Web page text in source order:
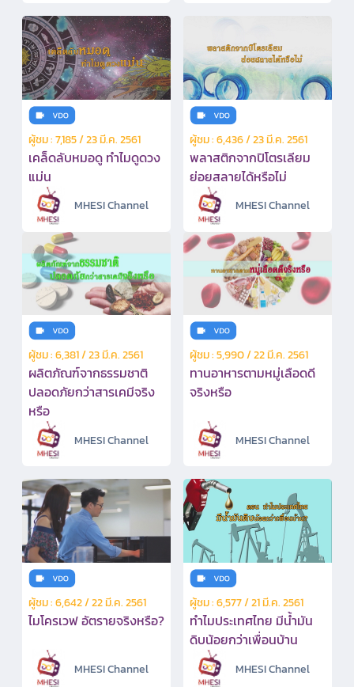
ผู้ชม : 7,185 / 23 มี.ค. 2561
เคล็ดลับหมอดู ทำไมดูดวง
แม่น
MHESI Channel
ผู้ชม : 6,436 / 23 มี.ค. 2561
พลาสติกจากปิโตรเลียม
ย่อยสลายได้หรือไม่
MHESI Channel
ผู้ชม : 6,381 / 23 มี.ค. 2561
ผลิตภัณฑ์จากธรรมชาติ
ปลอดภัยกว่าสารเคมีจริง
หรือ
MHESI Channel
ผู้ชม : 5,990 / 22 มี.ค. 2561
ทานอาหารตามหมู่เลือดดี
จริงหรือ
MHESI Channel
ผู้ชม : 6,642 / 22 มี.ค. 2561
ไมโครเวฟ อัตรายจริงหรือ?
MHESI Channel
ผู้ชม : 6,577 / 21 มี.ค. 2561
ทำไมประเทศไทย มีน้ำมัน
ดิบน้อยกว่าเพื่อนบ้าน
MHESI Channel